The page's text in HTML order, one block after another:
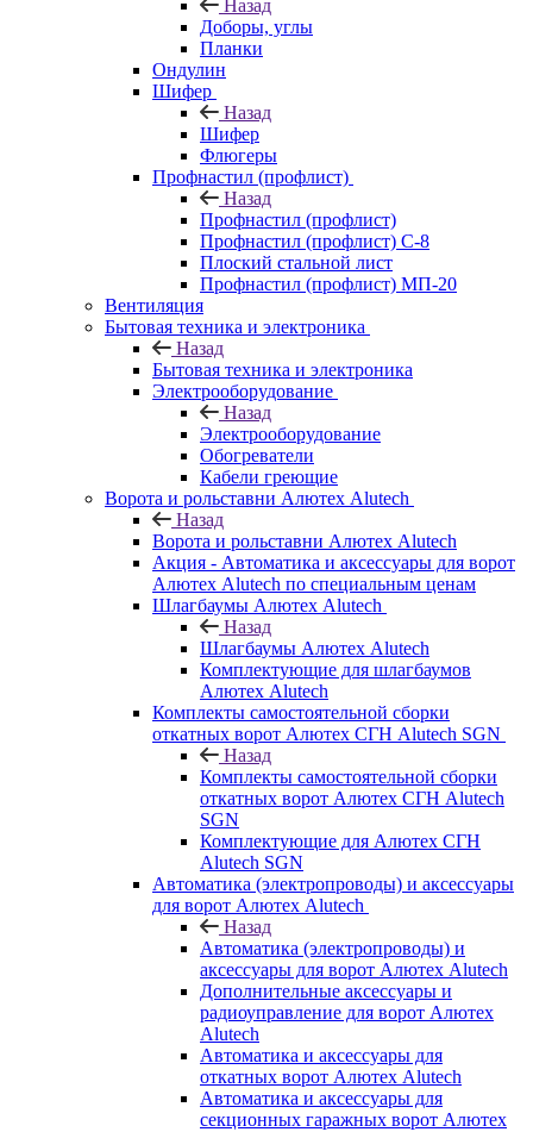
Назад
Доборы, углы
Планки
Ондулин
Шифер
Назад
Шифер
Флюгеры
Профнастил (профлист)
Назад
Профнастил (профлист)
Профнастил (профлист) С-8
Плоский стальной лист
Профнастил (профлист) МП-20
Вентиляция
Бытовая техника и электроника
Назад
Бытовая техника и электроника
Электрооборудование
Назад
Электрооборудование
Обогреватели
Кабели греющие
Ворота и рольставни Алютех Alutech
Назад
Ворота и рольставни Алютех Alutech
Акция - Автоматика и аксессуары для ворот
Алютех Alutech по специальным ценам
Шлагбаумы Алютех Alutech
Назад
Шлагбаумы Алютех Alutech
Комплектующие для шлагбаумов
Алютех Alutech
Комплекты самостоятельной сборки
откатных ворот Алютех СГН Alutech SGN
Назад
Комплекты самостоятельной сборки
откатных ворот Алютех СГН Alutech
SGN
Комплектующие для Алютех СГН
Alutech SGN
Автоматика (электропроводы) и аксессуары
для ворот Алютех Alutech
Назад
Автоматика (электропроводы) и
аксессуары для ворот Алютех Alutech
Дополнительные аксессуары и
радиоуправление для ворот Алютех
Alutech
Автоматика и аксессуары для
откатных ворот Алютех Alutech
Автоматика и аксессуары для
секционных гаражных ворот Алютех